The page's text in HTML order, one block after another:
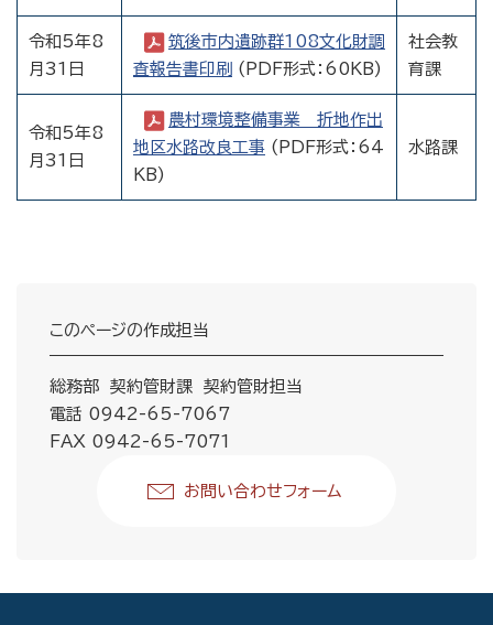
令和5年8
月31日
筑後市内遺跡群108文化財調
査報告書印刷 (PDF形式：60KB)
社会教
育課
令和5年8
月31日
農村環境整備事業 折地作出
地区水路改良工事 (PDF形式：64
KB)
水路課
このページの作成担当
総務部 契約管財課 契約管財担当
電話 0942-65-7067
FAX 0942-65-7071
お問い合わせフォーム